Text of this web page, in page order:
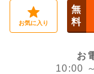
お気に入り
無
料
お
10:00